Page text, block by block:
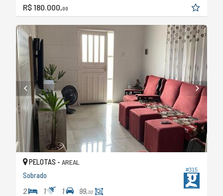
R$ 180.000,00
#315
PELOTAS - AREAL
Sobrado
2 1 1 99,00